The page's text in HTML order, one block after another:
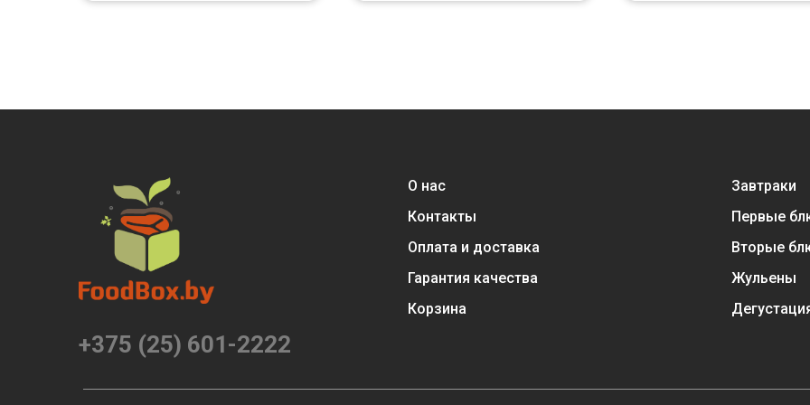
+375 (25) 601-2222
О нас
Контакты
Оплата и доставка
Гарантия качества
Корзина
Завтраки
Первые
Вторые
Жульены